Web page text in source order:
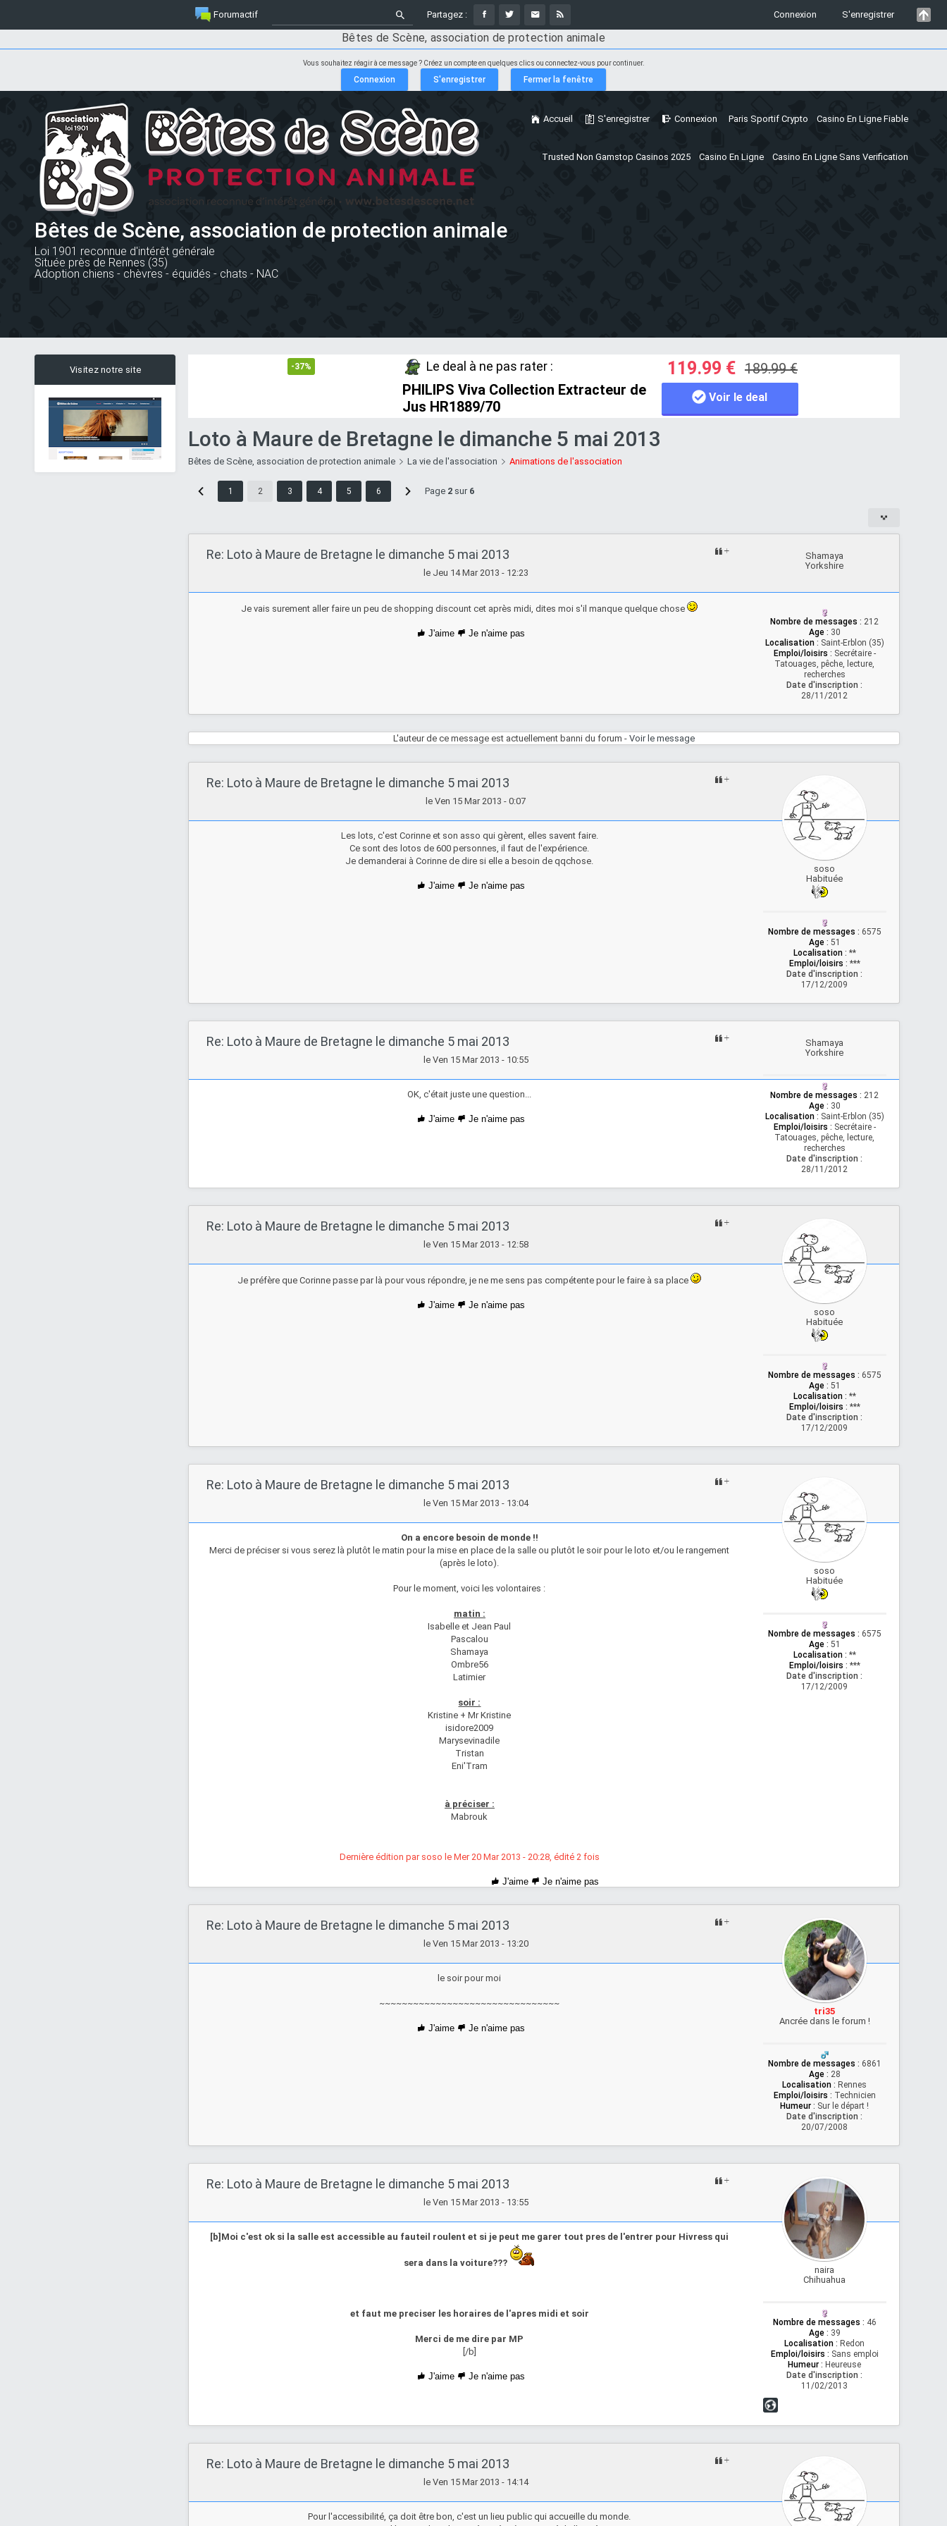
Connexion S'enregistrer
Forumactif Partagez :
Bêtes de Scène, association de protection animale
Vous souhaitez réagir à ce message ? Créez un compte en quelques clics ou connectez-vous pour continuer.
Accueil S'enregistrer Connexion Paris Sportif Crypto Casino En Ligne Fiable
Trusted Non Gamstop Casinos 2025 Casino En Ligne Casino En Ligne Sans Verification
Bêtes de Scène, association de protection animale
Loi 1901 reconnue d'intérêt générale
Située près de Rennes (35)
Adoption chiens - chèvres - équidés - chats - NAC
Visitez notre site -37% Le deal à ne pas rater :
PHILIPS Viva Collection Extracteur de
Jus HR1889/70
119.99 € 189.99 €
Voir le deal
Loto à Maure de Bretagne le dimanche 5 mai 2013
Bêtes de Scène, association de protection animale La vie de l'association Animations de l'association
Page 2 sur 6
1 2 3 4 5 6
Shamaya
Yorkshire
Nombre de messages : 212
Age : 30
Localisation: Saint-Erblon (35)
Emploi/loisirs : Secrétaire -
Tatouages, pêche, lecture,
recherches
Date d'inscription :
28/11/2012
Re: Loto à Maure de Bretagne le dimanche 5 mai 2013
le Jeu 14 Mar 2013 - 12:23
Je vais surement aller faire un peu de shopping discount cet après midi, dites moi s'il manque quelque chose
J'aime Je n'aime pas
L'auteur de ce message est actuellement banni du forum - Voir le message
soso
Habituée
Nombre de messages : 6575
Age : 51
Localisation: **
Emploi/loisirs : ***
Date d'inscription :
17/12/2009
Re: Loto à Maure de Bretagne le dimanche 5 mai 2013
le Ven 15 Mar 2013 - 0:07
Les lots, c'est Corinne et son asso qui gèrent, elles savent faire.
Ce sont des lotos de 600 personnes, il faut de l'expérience.
Je demanderai à Corinne de dire si elle a besoin de qqchose.
J'aime Je n'aime pas
Shamaya
Yorkshire
Nombre de messages : 212
Age : 30
Localisation: Saint-Erblon (35)
Emploi/loisirs : Secrétaire -
Tatouages, pêche, lecture,
recherches
Date d'inscription :
28/11/2012
Re: Loto à Maure de Bretagne le dimanche 5 mai 2013
le Ven 15 Mar 2013 - 10:55
OK, c'était juste une question...
J'aime Je n'aime pas
soso
Habituée
Nombre de messages : 6575
Age : 51
Localisation: **
Emploi/loisirs : ***
Date d'inscription :
17/12/2009
Re: Loto à Maure de Bretagne le dimanche 5 mai 2013
le Ven 15 Mar 2013 - 12:58
Je préfère que Corinne passe par là pour vous répondre, je ne me sens pas compétente pour le faire à sa place
J'aime Je n'aime pas
soso
Habituée
Nombre de messages : 6575
Age : 51
Localisation: **
Emploi/loisirs : ***
Date d'inscription :
17/12/2009
Re: Loto à Maure de Bretagne le dimanche 5 mai 2013
le Ven 15 Mar 2013 - 13:04
On a encore besoin de monde !!
Merci de préciser si vous serez là plutôt le matin pour la mise en place de la salle ou plutôt le soir pour le loto et/ou le rangement
(après le loto).
Pour le moment, voici les volontaires :
matin :
Isabelle et Jean Paul
Pascalou
Shamaya
Ombre56
Latimier
soir :
Kristine + Mr Kristine
isidore2009
Marysevinadile
Tristan
Eni'Tram
à préciser :
Mabrouk
Dernière édition par soso le Mer 20 Mar 2013 - 20:28, édité 2 fois
J'aime Je n'aime pas
tri35
Ancrée dans le forum !
Nombre de messages : 6861
Age : 28
Localisation : Rennes
Emploi/loisirs : Technicien
Humeur : Sur le départ !
Date d'inscription :
20/07/2008
Re: Loto à Maure de Bretagne le dimanche 5 mai 2013
le Ven 15 Mar 2013 - 13:20
le soir pour moi
~~~~~~~~~~~~~~~~~~~~~~~~~~~~~~~~
J'aime Je n'aime pas
naira
Chihuahua
Nombre de messages : 46
Age : 39
Localisation : Redon
Emploi/loisirs : Sans emploi
Humeur : Heureuse
Date d'inscription :
11/02/2013
Re: Loto à Maure de Bretagne le dimanche 5 mai 2013
le Ven 15 Mar 2013 - 13:55
[b]Moi c'est ok si la salle est accessible au fauteil roulent et si je peut me garer tout pres de l'entrer pour Hivress qui
sera dans la voiture???
et faut me preciser les horaires de l'apres midi et soir
Merci de me dire par MP
[/b]
J'aime Je n'aime pas
Re: Loto à Maure de Bretagne le dimanche 5 mai 2013
le Ven 15 Mar 2013 - 14:14
Pour l'accessibilité, ça doit être bon, c'est un lieu public qui accueille du monde.